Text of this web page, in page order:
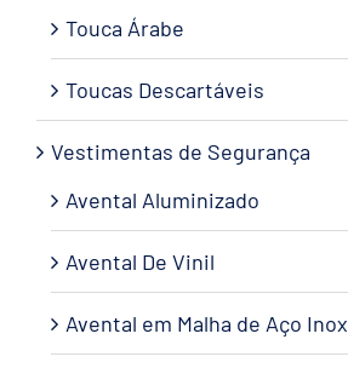
Touca Árabe
Toucas Descartáveis
Vestimentas de Segurança
Avental Aluminizado
Avental De Vinil
Avental em Malha de Aço Inox